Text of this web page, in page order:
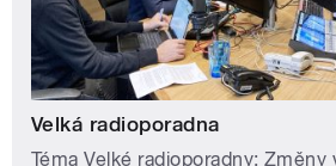
Velká radioporadna
Téma Velké radioporadny: Změny